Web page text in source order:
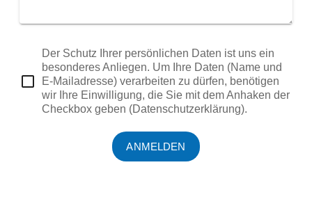
Der Schutz Ihrer persönlichen Daten ist uns ein
besonderes Anliegen. Um Ihre Daten (Name und
E-Mailadresse) verarbeiten zu dürfen, benötigen
wir Ihre Einwilligung, die Sie mit dem Anhaken der
Checkbox geben (Datenschutzerklärung).